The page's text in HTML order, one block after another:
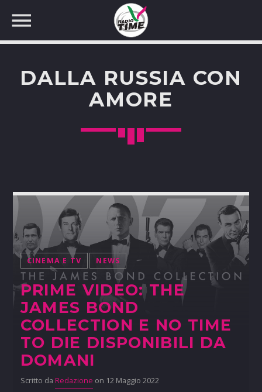
CERCA NEL SITO WEB:
DALLA RUSSIA CON
AMORE
CINEMA E TV NEWS
PRIME VIDEO: THE
JAMES BOND
COLLECTION E NO TIME
TO DIE DISPONIBILI DA
DOMANI
Scritto da Redazione on 12 Maggio 2022